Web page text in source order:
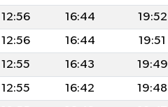
12:56 16:44 19:52
12:56 16:44 19:51
12:55 16:43 19:49
12:55 16:42 19:48